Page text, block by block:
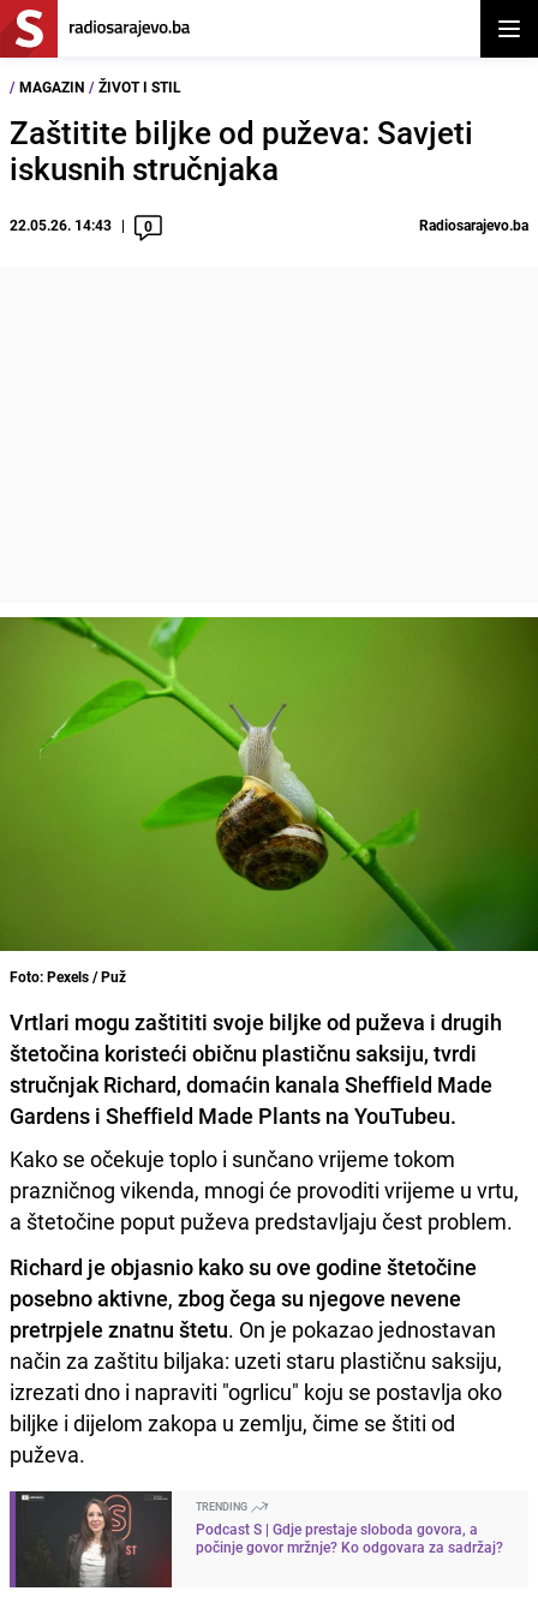
/ MAGAZIN / ŽIVOT I STIL
Zaštitite biljke od puževa: Savjeti
iskusnih stručnjaka
22.05.26. 14:43 0 Radiosarajevo.ba
Foto: Pexels / Puž
Vrtlari mogu zaštititi svoje biljke od puževa i drugih
štetočina koristeći običnu plastičnu saksiju, tvrdi
stručnjak Richard, domaćin kanala Sheffield Made
Gardens i Sheffield Made Plants na YouTubeu.
Kako se očekuje toplo i sunčano vrijeme tokom
prazničnog vikenda, mnogi će provoditi vrijeme u vrtu,
a štetočine poput puževa predstavljaju čest problem.
Richard je objasnio kako su ove godine štetočine
posebno aktivne, zbog čega su njegove nevene
pretrpjele znatnu štetu. On je pokazao jednostavan
način za zaštitu biljaka: uzeti staru plastičnu saksiju,
izrezati dno i napraviti "ogrlicu" koju se postavlja oko
biljke i dijelom zakopa u zemlju, čime se štiti od
puževa.
TRENDING
Podcast S | Gdje prestaje sloboda govora, a
počinje govor mržnje? Ko odgovara za sadržaj?